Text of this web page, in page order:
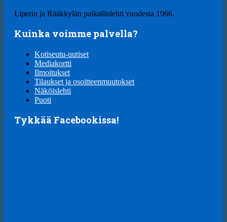
Liperin ja Rääkkylän paikallislehti vuodesta 1966.
Kuinka voimme palvella?
Kotiseutu-uutiset
Mediakortti
Ilmoitukset
Tilaukset ja osoitteenmuutokset
Näköislehti
Puoti
Tykkää Facebookissa!